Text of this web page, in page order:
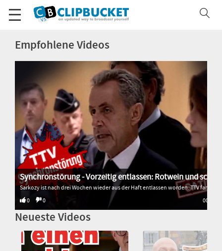
Empfohlene Videos
0
0 00:33
Neueste Videos